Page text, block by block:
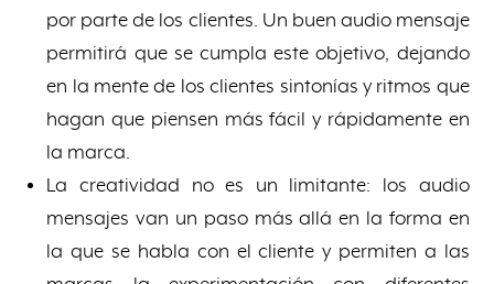
por parte de los clientes. Un buen audio mensaje
permitirá que se cumpla este objetivo, dejando
en la mente de los clientes sintonías y ritmos que
hagan que piensen más fácil y rápidamente en
la marca.
La creatividad no es un limitante: los audio
mensajes van un paso más allá en la forma en
la que se habla con el cliente y permiten a las